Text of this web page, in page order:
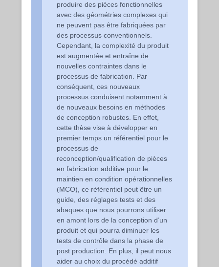
produire des pièces fonctionnelles
avec des géométries complexes qui
ne peuvent pas être fabriquées par
des processus conventionnels.
Cependant, la complexité du produit
est augmentée et entraîne de
nouvelles contraintes dans le
processus de fabrication. Par
conséquent, ces nouveaux
processus conduisent notamment à
de nouveaux besoins en méthodes
de conception robustes. En effet,
cette thèse vise à développer en
premier temps un référentiel pour le
processus de
reconception/qualification de pièces
en fabrication additive pour le
maintien en condition opérationnelles
(MCO), ce référentiel peut être un
guide, des réglages tests et des
abaques que nous pourrons utiliser
en amont lors de la conception d’un
produit et qui pourra diminuer les
tests de contrôle dans la phase de
post production. En plus, il peut nous
aider au choix du procédé additif